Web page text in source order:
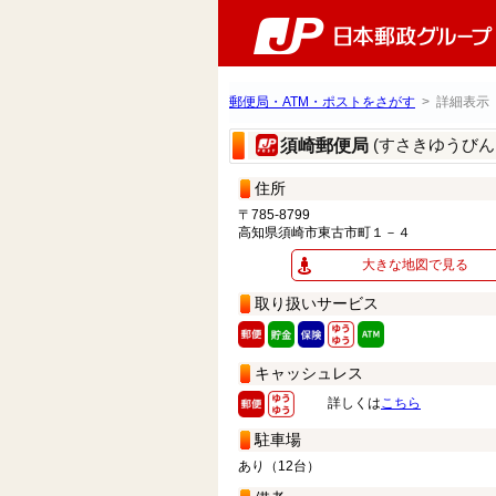
郵便局・ATM・ポストをさがす > 詳細表示
須崎郵便局 (すさきゆうび
住所
〒785-8799
高知県須崎市東古市町１－４
大きな地図で見る
取り扱いサービス
キャッシュレス
詳しくはこちら
駐車場
あり（12台）